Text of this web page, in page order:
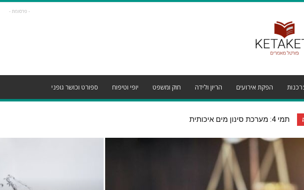
- פרסומת -
הפקת אירועים הריון ולידה חוק ומשפט יופי וטיפוח ספורט וכושר גופני
תמי 4: מערכת סינון מים איכותית
גם גברים מחפשים יותר מסגרות עם ליווי והכוונה מקצועית